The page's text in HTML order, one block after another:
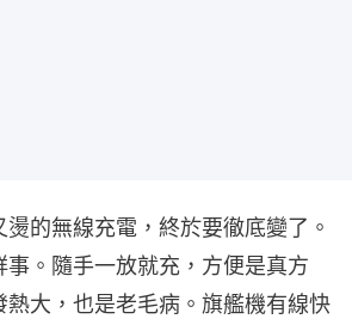
的無線充電，終於要徹底變了。
事。隨手一放就充，方便是真方
熱大，也是老毛病。旗艦機有線快